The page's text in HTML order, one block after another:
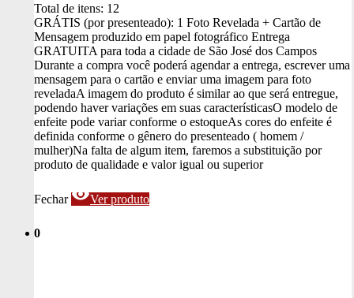
Total de itens: 12
GRÁTIS (por presenteado): 1 Foto Revelada + Cartão de
Mensagem produzido em papel fotográfico Entrega
GRATUITA para toda a cidade de São José dos Campos
Durante a compra você poderá agendar a entrega, escrever uma
mensagem para o cartão e enviar uma imagem para foto
reveladaA imagem do produto é similar ao que será entregue,
podendo haver variações em suas característicasO modelo de
enfeite pode variar conforme o estoqueAs cores do enfeite é
definida conforme o gênero do presenteado ( homem /
mulher)Na falta de algum item, faremos a substituição por
produto de qualidade e valor igual ou superior
Fechar visibilityVer produto
0